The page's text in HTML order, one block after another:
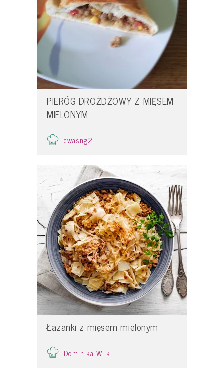
PIERÓG DROŻDŻOWY Z MIĘSEM
MIELONYM
ewasng2
Łazanki z mięsem mielonym
Dominika Wilk